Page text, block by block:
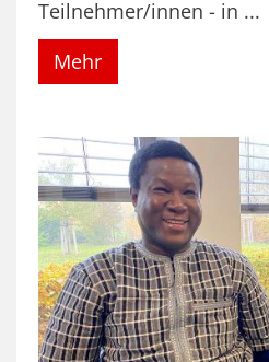
Teilnehmer/innen - in ...
Mehr